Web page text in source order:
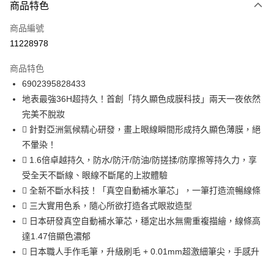
信用卡一次付款
信用卡分期付款
合作金庫商業銀行
華南商業銀行
上海商業儲蓄銀行
台北富邦商業銀行
國泰世華商業銀行
臺灣中小企業銀行
台中商業銀行
匯豐（台灣）商業銀行
聯邦商業銀行
元大商業銀行
永豐商業銀行
玉山商業銀行
星展（台灣）商業銀行
台新國際商業銀行
中國信託商業銀行
台灣樂天信用卡公司
LINE Pay
Apple Pay
街口支付
Google Pay
大哥付你分期
相關說明
商品特色
商品編號
11228978
商品特色
6902395828433
地表最強36H超持久！首創「持久顯色成膜科技」兩天一夜依然
完美不脫妝
 針對亞洲氣候精心研發，畫上眼線瞬間形成持久顯色薄膜，絕
不暈染！
 1.6倍卓越持久，防水/防汗/防油/防搓揉/防摩擦等持久力，享
受全天不斷線、眼線不斷尾的上妝體驗
 全新不斷水科技！「真空自動補水筆芯」，一筆打造流暢線條
 三大實用色系，隨心所欲打造各式眼妝造型
 日本研發真空自動補水筆芯，穩定出水無需重複描繪，線條高
達1.47倍顯色濃郁
 日本職人手作毛筆，升級刷毛 + 0.01mm超激細筆尖，手感升